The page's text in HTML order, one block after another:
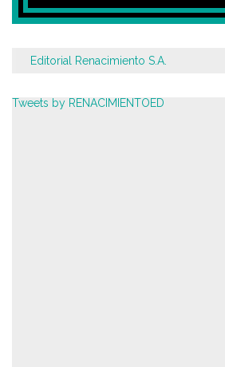
Editorial Renacimiento S.A.
Tweets by RENACIMIENTOED